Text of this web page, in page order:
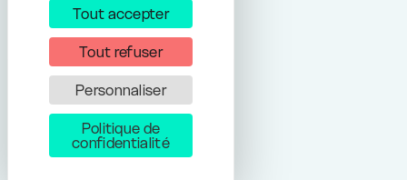
Tout accepter
Tout refuser
Personnaliser
Politique de
confidentialité